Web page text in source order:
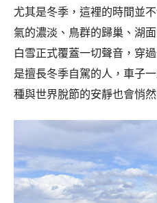
尤其是冬季，這裡的時間並
氣的濃淡、鳥群的歸巢、湖
白雪正式覆蓋一切聲音，穿
是擅長冬季自駕的人，車子
種與世界脫節的安靜也會悄然